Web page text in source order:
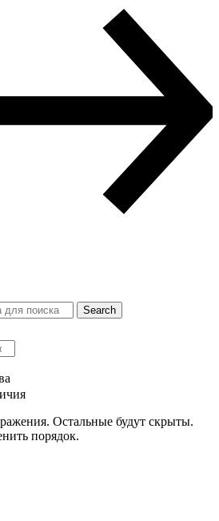
Search
Остальные будут скрыты.
порядок.